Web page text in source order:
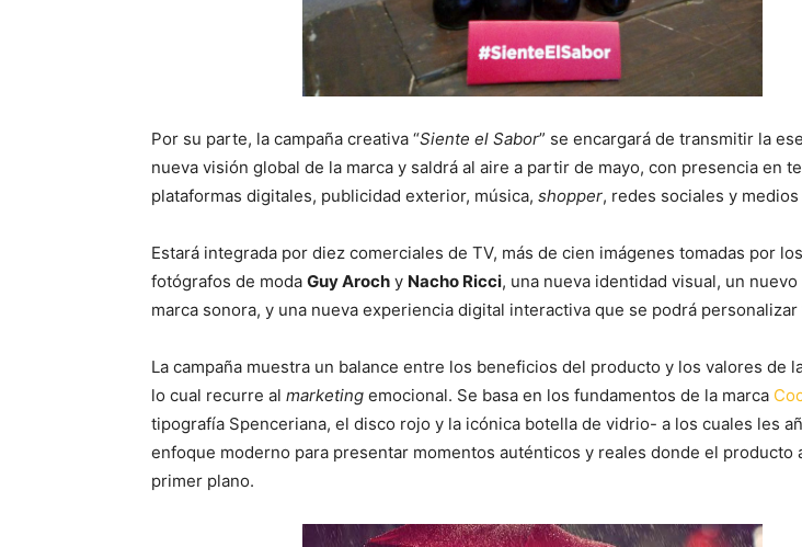
Por su parte, la campaña creativa “Siente el Sabor” se encargará de transmitir la
nueva visión global de la marca y saldrá al aire a partir de mayo, con presencia en
plataformas digitales, publicidad exterior, música, shopper, redes sociales y
Estará integrada por diez comerciales de TV, más de cien imágenes tomadas por
fotógrafos de moda Guy Aroch y Nacho Ricci, una nueva identidad visual, un
marca sonora, y una nueva experiencia digital interactiva que se podrá
La campaña muestra un balance entre los beneficios del producto y los valores de
lo cual recurre al marketing emocional. Se basa en los fundamentos de la marca
tipografía Spenceriana, el disco rojo y la icónica botella de vidrio- a los cuales les
enfoque moderno para presentar momentos auténticos y reales donde el producto
primer plano.